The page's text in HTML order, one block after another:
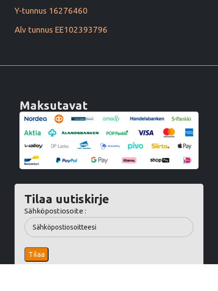
Y-tunnus 16276460
Alv tunnus EE102393796
Maksutavat
Tilaa uutiskirje
Sähköpostiosoite :